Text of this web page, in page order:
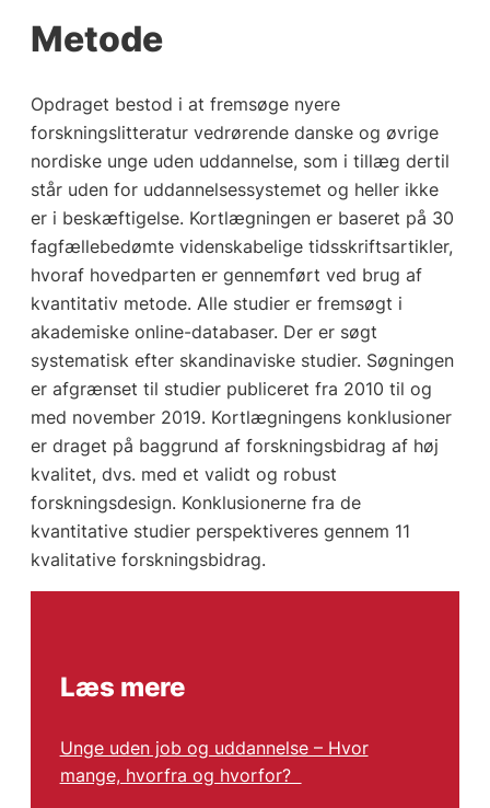
Metode
Opdraget bestod i at fremsøge nyere
forskningslitteratur vedrørende danske og øvrige
nordiske unge uden uddannelse, som i tillæg dertil
står uden for uddannelsessystemet og heller ikke
er i beskæftigelse. Kortlægningen er baseret på 30
fagfællebedømte videnskabelige tidsskriftsartikler,
hvoraf hovedparten er gennemført ved brug af
kvantitativ metode. Alle studier er fremsøgt i
akademiske online-databaser. Der er søgt
systematisk efter skandinaviske studier. Søgningen
er afgrænset til studier publiceret fra 2010 til og
med november 2019. Kortlægningens konklusioner
er draget på baggrund af forskningsbidrag af høj
kvalitet, dvs. med et validt og robust
forskningsdesign. Konklusionerne fra de
kvantitative studier perspektiveres gennem 11
kvalitative forskningsbidrag.
Læs mere
Unge uden job og uddannelse – Hvor
mange, hvorfra og hvorfor?